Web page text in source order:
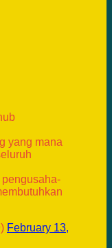
yang mana
February 13,